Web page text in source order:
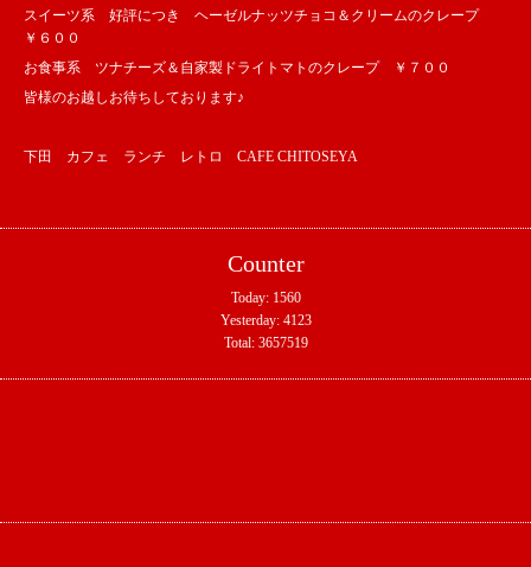
スイーツ系 好評につき ヘーゼルナッツチョコ＆クリームのクレープ
￥６００
お食事系 ツナチーズ＆自家製ドライトマトのクレープ ￥７００
皆様のお越しお待ちしております♪
下田 カフェ ランチ レトロ CAFE CHITOSEYA
Counter
Today: 1560
Yesterday: 4123
Total: 3657519